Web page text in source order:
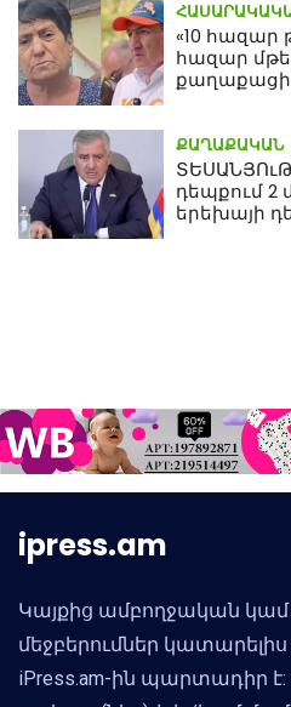
«10 հազար
հազար
քաղաքացի
ՔԱՂԱՔԱԿԱՆ
դեպքում 2
երեխայի
ipress.am
Կայքից ամբողջական
մեջբերումներ
iPress.am-ին պարտադիր